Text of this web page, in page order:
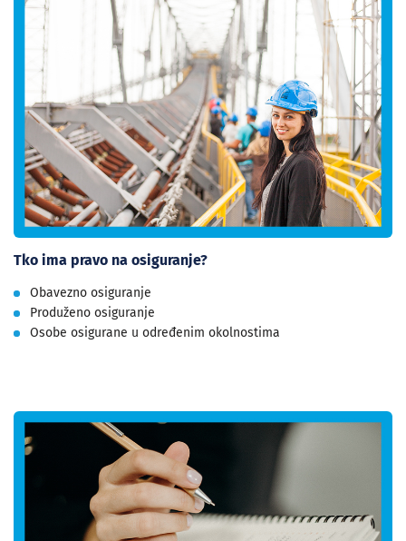
Tko ima pravo na osiguranje?
Obavezno osiguranje
Produženo osiguranje
Osobe osigurane u određenim okolnostima